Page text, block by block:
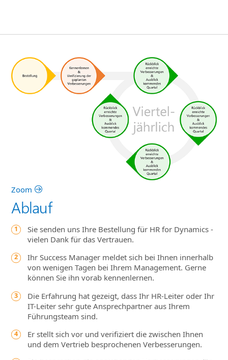
Zoom
Ablauf
Sie senden uns Ihre Bestellung für HR for Dynamics -
vielen Dank für das Vertrauen.
Ihr Success Manager meldet sich bei Ihnen innerhalb
von wenigen Tagen bei Ihrem Management. Gerne
können Sie ihn vorab kennenlernen.
Die Erfahrung hat gezeigt, dass Ihr HR-Leiter oder Ihr
IT-Leiter sehr gute Ansprechpartner aus Ihrem
Führungsteam sind.
Er stellt sich vor und verifiziert die zwischen Ihnen
und dem Vertrieb besprochenen Verbesserungen.